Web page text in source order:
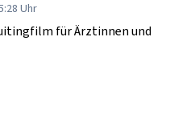
Uhr
für Ärztinnen und